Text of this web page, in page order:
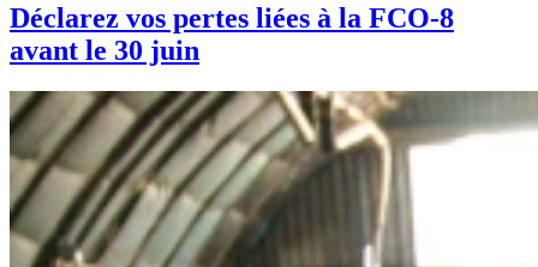
Déclarez vos pertes liées à la FCO-8
avant le 30 juin